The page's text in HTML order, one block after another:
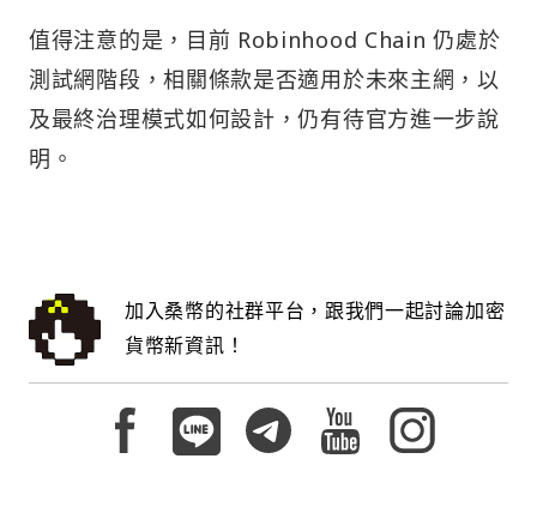
值得注意的是，目前 Robinhood Chain 仍處於
測試網階段，相關條款是否適用於未來主網，以
及最終治理模式如何設計，仍有待官方進一步說
明。
加入桑幣的社群平台，跟我們一起討論加密
貨幣新資訊！